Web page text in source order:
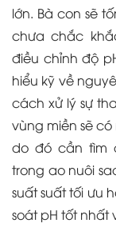
lớn. Bà con sẽ
chưa chắc
điều chỉnh độ
hiểu kỹ về
cách xử lý sự
vùng miền sẽ
do đó cần tìm
trong ao nuôi
suất suất tối ưu
soát pH tốt nhất